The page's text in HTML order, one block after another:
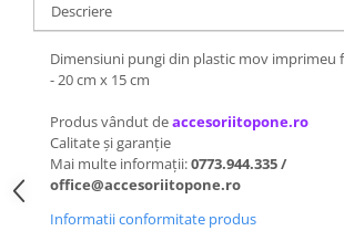
Descriere
Dimensiuni pungi din plastic mov imprimeu
- 20 cm x 15 cm
Produs vândut deaccesoriitopone.ro
Calitate și garanție
Mai multe informații:0773.944.335 /
office@accesoriitopone.ro
Informatii conformitate produs